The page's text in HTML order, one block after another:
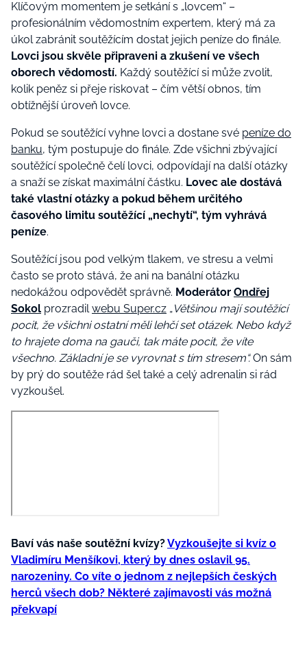
Klíčovým momentem je setkání s „lovcem“ –
profesionálním vědomostním expertem, který má za
úkol zabránit soutěžícím dostat jejich peníze do finále.
Lovci jsou skvěle připraveni a zkušení ve všech
oborech vědomostí. Každý soutěžící si může zvolit,
kolik peněz si přeje riskovat – čím větší obnos, tím
obtížnější úroveň lovce.
Pokud se soutěžící vyhne lovci a dostane své peníze do
banku, tým postupuje do finále. Zde všichni zbývající
soutěžící společně čelí lovci, odpovídají na další otázky
a snaží se získat maximální částku. Lovec ale dostává
také vlastní otázky a pokud během určitého
časového limitu soutěžící „nechytí“, tým vyhrává
peníze.
Soutěžící jsou pod velkým tlakem, ve stresu a velmi
často se proto stává, že ani na banální otázku
nedokážou odpovědět správně. Moderátor Ondřej
Sokol prozradilwebu Super.cz „Většinou mají soutěžící
pocit, že všichni ostatní měli lehčí set otázek. Nebo když
to hrajete doma na gauči, tak máte pocit, že víte
všechno. Základní je se vyrovnat s tím stresem“.On sám
by prý do soutěže rád šel také a celý adrenalin si rád
vyzkoušel.
Baví vás naše soutěžní kvízy?Vyzkoušejte si kvíz o
Vladimíru Menšíkovi, který by dnes oslavil 95.
narozeniny. Co víte o jednom z nejlepších českých
herců všech dob? Některé zajímavosti vás možná
překvapí